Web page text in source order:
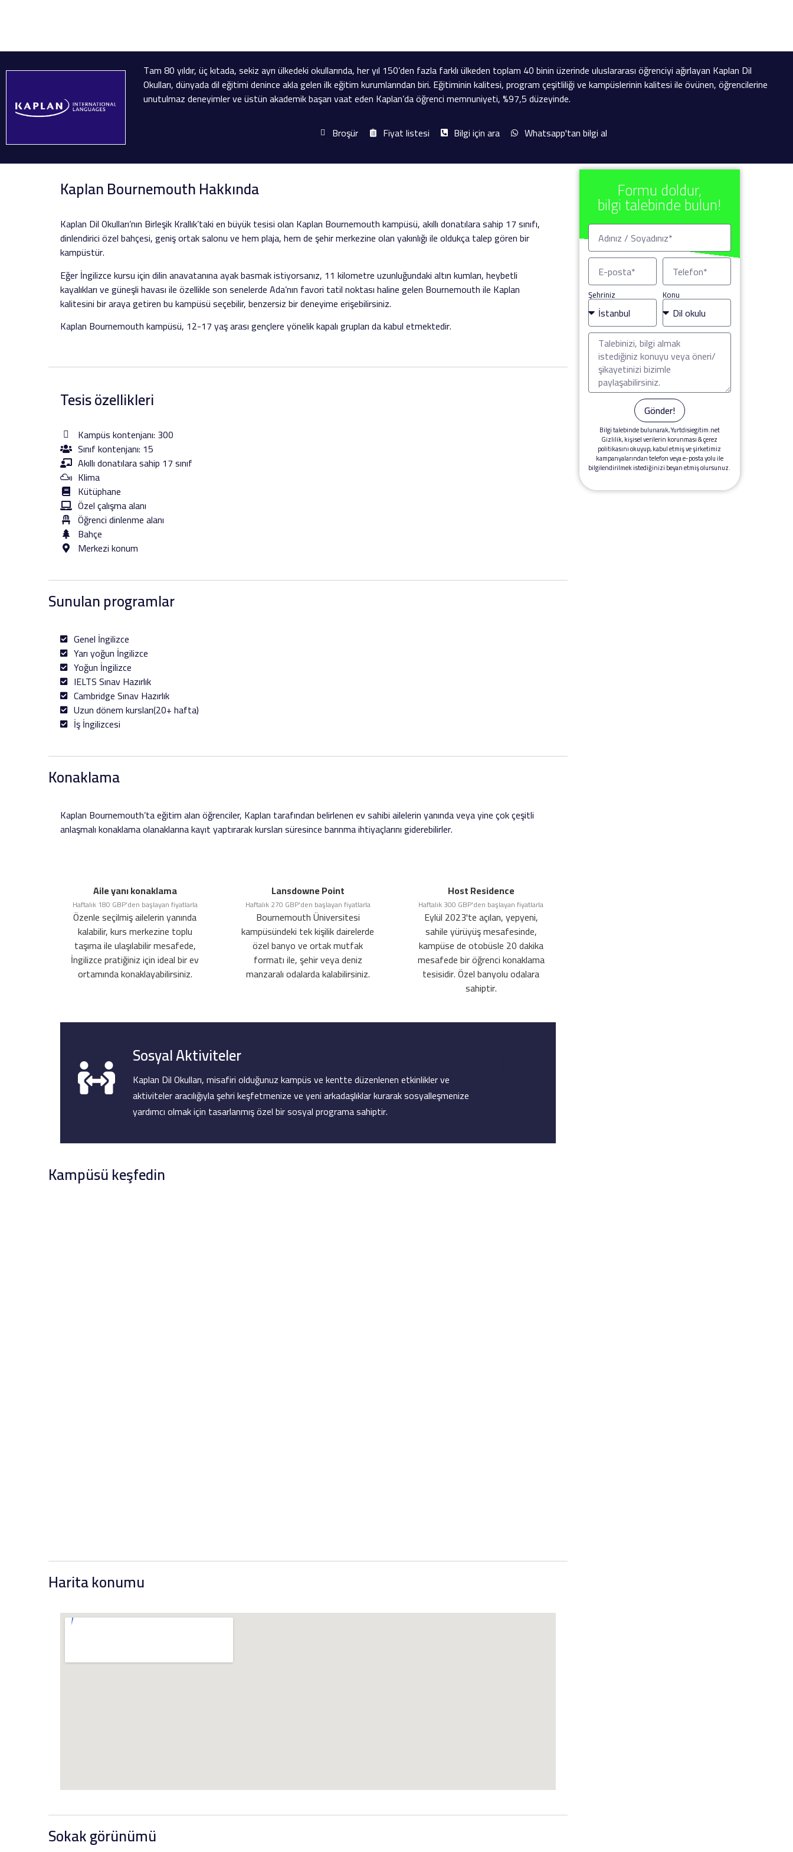
Tam 80 yıldır, üç kıtada, sekiz ayrı ülkedeki okullarında, her yıl 150’den fazla farklı ülkeden toplam 40 binin üzerinde uluslararası öğrenciyi ağırlayan Kaplan Dil
Okulları, dünyada dil eğitimi denince akla gelen ilk eğitim kurumlarından biri. Eğitiminin kalitesi, program çeşitliliği ve kampüslerinin kalitesi ile övünen, öğrencilerine
unutulmaz deneyimler ve üstün akademik başarı vaat eden Kaplan’da öğrenci memnuniyeti, %97,5 düzeyinde.
Broşür
Fiyat listesi Bilgi için ara Whatsapp'tan bilgi al
Kaplan Bournemouth Hakkında
Kaplan Dil Okulları’nın Birleşik Krallık’taki en büyük tesisi olan Kaplan Bournemouth kampüsü, akıllı donatılara sahip 17 sınıfı,
dinlendirici özel bahçesi, geniş ortak salonu ve hem plaja, hem de şehir merkezine olan yakınlığı ile oldukça talep gören bir
kampüstür.
Eğer İngilizce kursu için dilin anavatanına ayak basmak istiyorsanız, 11 kilometre uzunluğundaki altın kumları, heybetli
kayalıkları ve güneşli havası ile özellikle son senelerde Ada’nın favori tatil noktası haline gelen Bournemouth ile Kaplan
kalitesini bir araya getiren bu kampüsü seçebilir, benzersiz bir deneyime erişebilirsiniz.
Kaplan Bournemouth kampüsü, 12-17 yaş arası gençlere yönelik kapalı grupları da kabul etmektedir.
Tesis özellikleri
Kampüs kontenjanı: 300
Sınıf kontenjanı: 15
Akıllı donatılara sahip 17 sınıf
Klima
Kütüphane
Özel çalışma alanı
Öğrenci dinlenme alanı
Bahçe
Merkezi konum
Sunulan programlar
Genel İngilizce
Yarı yoğun İngilizce
Yoğun İngilizce
IELTS Sınav Hazırlık
Cambridge Sınav Hazırlık
Uzun dönem kursları(20+ hafta)
İş İngilizcesi
Konaklama
Kaplan Bournemouth’ta eğitim alan öğrenciler, Kaplan tarafından belirlenen ev sahibi ailelerin yanında veya yine çok çeşitli
anlaşmalı konaklama olanaklarına kayıt yaptırarak kursları süresince barınma ihtiyaçlarını giderebilirler.
Aile yanı konaklama
Haftalık 180 GBP'den başlayan fiyatlarla
Özenle seçilmiş ailelerin yanında
kalabilir, kurs merkezine toplu
taşıma ile ulaşılabilir mesafede,
İngilizce pratiğiniz için ideal bir ev
ortamında konaklayabilirsiniz.
Lansdowne Point
Haftalık 270 GBP'den başlayan fiyatlarla
Bournemouth Üniversitesi
kampüsündeki tek kişilik dairelerde
özel banyo ve ortak mutfak
formatı ile, şehir veya deniz
manzaralı odalarda kalabilirsiniz.
Host Residence
Haftalık 300 GBP'den başlayan fiyatlarla
Eylül 2023'te açılan, yepyeni,
sahile yürüyüş mesafesinde,
kampüse de otobüsle 20 dakika
mesafede bir öğrenci konaklama
tesisidir. Özel banyolu odalara
sahiptir.
Sosyal Aktiviteler
Kaplan Dil Okulları, misafiri olduğunuz kampüs ve kentte düzenlenen etkinlikler ve
aktiviteler aracılığıyla şehri keşfetmenize ve yeni arkadaşlıklar kurarak sosyalleşmenize
yardımcı olmak için tasarlanmış özel bir sosyal programa sahiptir.
Kampüsü keşfedin
Harita konumu
Sokak görünümü
Formu doldur,
bilgi talebinde bulun!
Şehriniz Konu
Gönder!
Bilgi talebinde bulunarak, Yurtdisiegitim.net
Gizlilik, kişisel verilerin korunması & çerez
politikasını okuyup, kabul etmiş ve şirketimiz
kampanyalarından telefon veya e-posta yolu ile
bilgilendirilmek istediğinizi beyan etmiş olursunuz.